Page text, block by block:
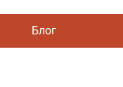
Блог